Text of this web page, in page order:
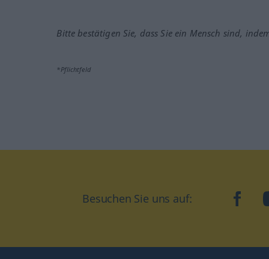
Bitte bestätigen Sie, dass Sie ein Mensch sind,
*Pflichtfeld
Besuchen Sie uns auf: